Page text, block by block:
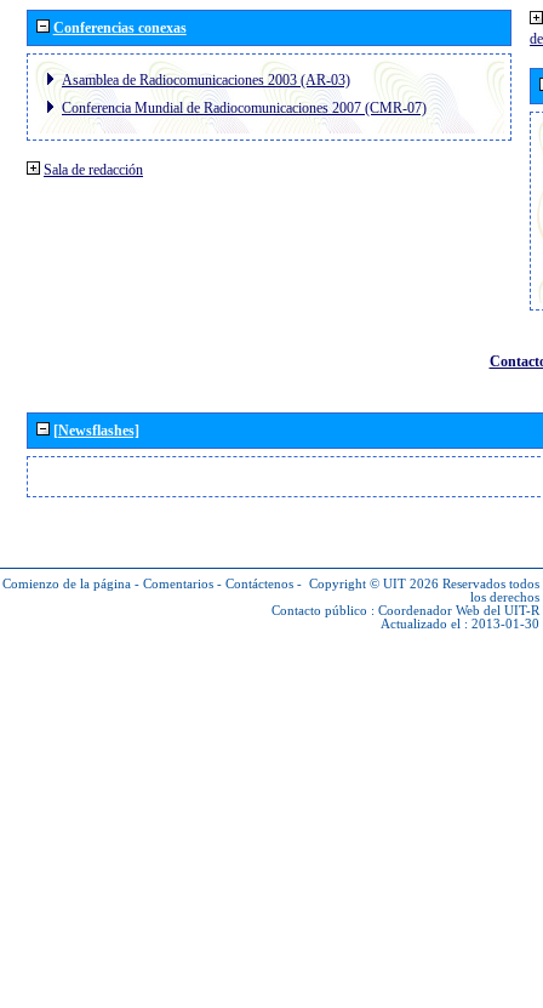
Conferencias conexas
Asamblea de Radiocomunicaciones 2003 (AR-03)
Conferencia Mundial de Radiocomunicaciones 2007 (CMR-07)
Sala de redacción
[Newsflashes]
Comienzo de la página - Comentarios - Contáctenos - Copyright © UIT 2026 Reservados todos
los derechos
Contacto público : Coordenador Web del UIT-R
Actualizado el : 2013-01-30